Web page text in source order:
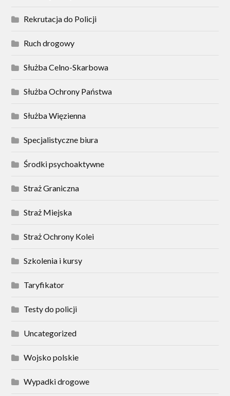
Rekrutacja do Policji
Ruch drogowy
Służba Celno-Skarbowa
Służba Ochrony Państwa
Służba Więzienna
Specjalistyczne biura
Środki psychoaktywne
Straż Graniczna
Straż Miejska
Straż Ochrony Kolei
Szkolenia i kursy
Taryfikator
Testy do policji
Uncategorized
Wojsko polskie
Wypadki drogowe